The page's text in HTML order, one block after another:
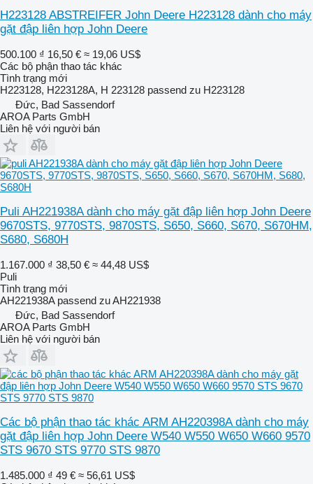
H223128 ABSTREIFER John Deere H223128 dành cho máy
gặt đập liên hợp John Deere
500.100 ₫ 16,50 € ≈ 19,06 US$
Các bộ phận thao tác khác
Tình trạng mới
H223128, H223128A, H 223128 passend zu H223128
Đức, Bad Sassendorf
AROA Parts GmbH
Liên hệ với người bán
Puli AH221938A dành cho máy gặt đập liên hợp John Deere
9670STS, 9770STS, 9870STS, S650, S660, S670, S670HM,
S680, S680H
1.167.000 ₫ 38,50 € ≈ 44,48 US$
Puli
Tình trạng mới
AH221938A passend zu AH221938
Đức, Bad Sassendorf
AROA Parts GmbH
Liên hệ với người bán
Các bộ phận thao tác khác ARM AH220398A dành cho máy
gặt đập liên hợp John Deere W540 W550 W650 W660 9570
STS 9670 STS 9770 STS 9870
1.485.000 ₫ 49 € ≈ 56,61 US$